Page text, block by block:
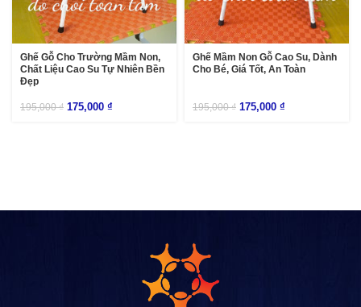
Ghế Gỗ Cho Trường Mầm Non,
Chất Liệu Cao Su Tự Nhiên Bền
Đẹp
195,000₫ 175,000 ₫
Ghế Mầm Non Gỗ Cao Su, Dành
Cho Bé, Giá Tốt, An Toàn
195,000₫ 175,000 ₫